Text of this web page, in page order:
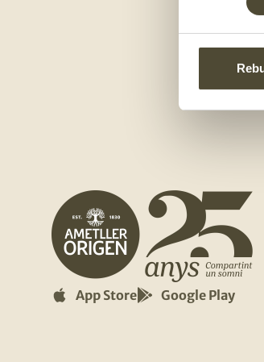
App Store Google Play